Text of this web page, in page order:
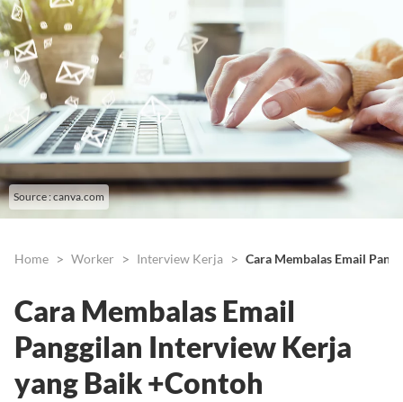
Source : canva.com
Home Worker Interview Kerja Cara Membalas Email
Cara Membalas Email
Panggilan Interview Kerja
yang Baik +Contoh